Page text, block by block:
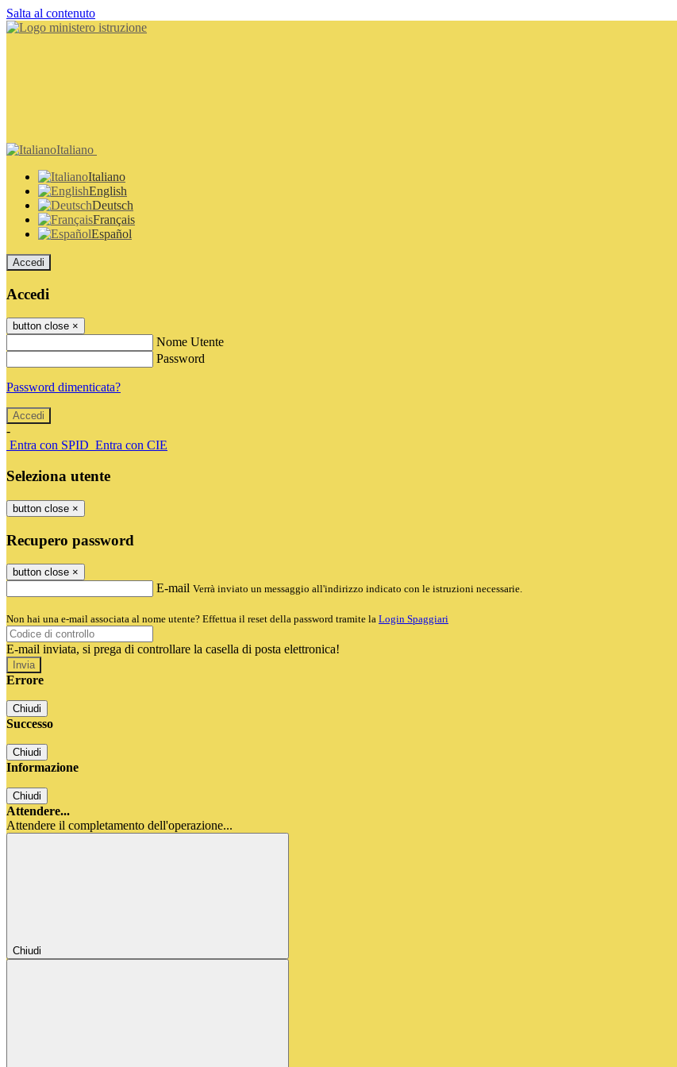
Salta al contenuto
Italiano
Italiano
English
Deutsch
Français
Español
Accedi
Accedi
button close ×
Nome Utente
Password
Password dimenticata?
-
Entra con SPID Entra con CIE
Seleziona utente
button close ×
Recupero password
button close ×
E-mail Verrà inviato un messaggio all'indirizzo indicato con le istruzioni necessarie.
Non hai una e-mail associata al nome utente? Effettua il reset della password tramite la Login Spaggiari
E-mail inviata, si prega di controllare la casella di posta elettronica!
Errore
Chiudi
Successo
Chiudi
Informazione
Chiudi
Attendere...
Attendere il completamento dell'operazione...
Chiudi